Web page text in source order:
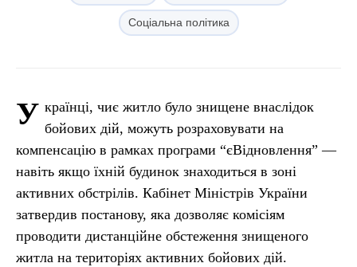
Соціальна політика
У країнці, чиє житло було знищене внаслідок
бойових дій, можуть розраховувати на
компенсацію в рамках програми “єВідновлення” —
навіть якщо їхній будинок знаходиться в зоні
активних обстрілів. Кабінет Міністрів України
затвердив постанову, яка дозволяє комісіям
проводити дистанційне обстеження знищеного
житла на територіях активних бойових дій.